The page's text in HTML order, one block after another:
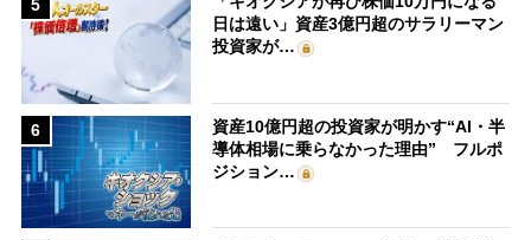
5
日は遠い」資産3億円超のサラリーマン
投資家が…
6
資産10億円超の投資家が明かす“AI・半
導体相場に乗らなかった理由” フルポ
ジション…